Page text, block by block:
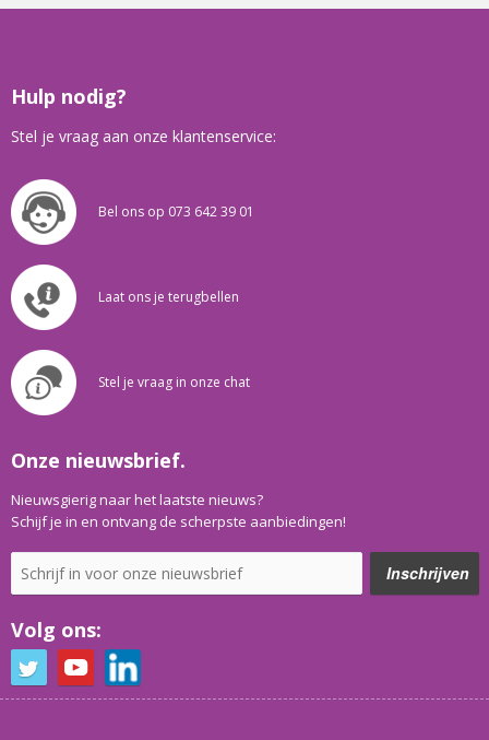
Hulp nodig?
Stel je vraag aan onze klantenservice:
Bel ons op 073 642 39 01
Laat ons je terugbellen
Stel je vraag in onze chat
Onze nieuwsbrief.
Nieuwsgierig naar het laatste nieuws?
Schijf je in en ontvang de scherpste aanbiedingen!
Volg ons: